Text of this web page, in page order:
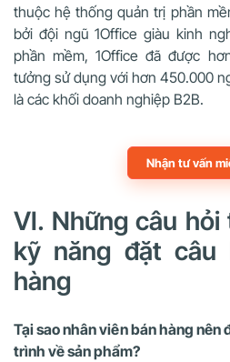
thuộc hệ thống quản trị phần
bởi đội ngũ 1Office giàu kinh
phần mềm, 1Office đã được
tưởng sử dụng với hơn 450.000
là các khối doanh nghiệp B2B.
Nhận tư vấn
VI. Những câu
kỹ năng đặt câu
hàng
Tại sao nhân viên bán hàng
trình về sản phẩm?